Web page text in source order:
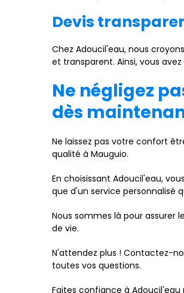
Devis
Chez Adoucil'eau, nous
et transparent. Ainsi, vous
Ne négligez
dès
Ne laissez pas votre confort
qualité à Mauguio.
En choisissant Adoucil'eau,
que d'un service personnalisé
Nous sommes là pour
de vie.
N'attendez plus ! Contactez-
toutes vos questions.
Faites confiance à